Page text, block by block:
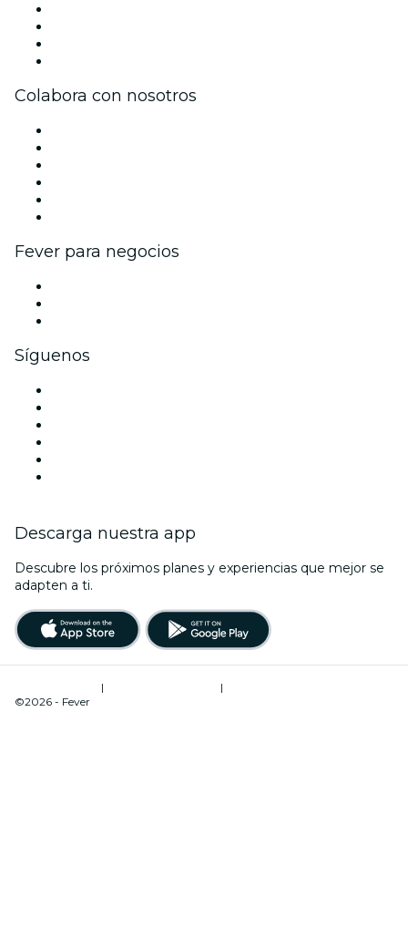
Colabora con nosotros
Fever para negocios
Síguenos
Descarga nuestra app
Descubre los próximos planes y experiencias que mejor se
adapten a ti.
| |
©2026 - Fever